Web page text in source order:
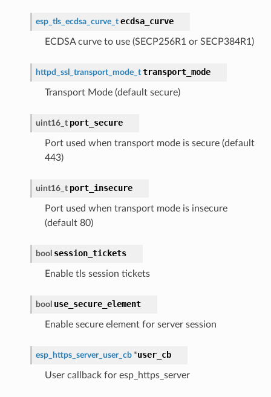
esp_tls_ecdsa_curve_t ecdsa_curve
ECDSA curve to use (SECP256R1 or SECP384R1)
httpd_ssl_transport_mode_t transport_mode
Transport Mode (default secure)
uint16_t port_secure
Port used when transport mode is secure (default
443)
uint16_t port_insecure
Port used when transport mode is insecure
(default 80)
bool session_tickets
Enable tls session tickets
bool use_secure_element
Enable secure element for server session
esp_https_server_user_cb *user_cb
User callback for esp_https_server